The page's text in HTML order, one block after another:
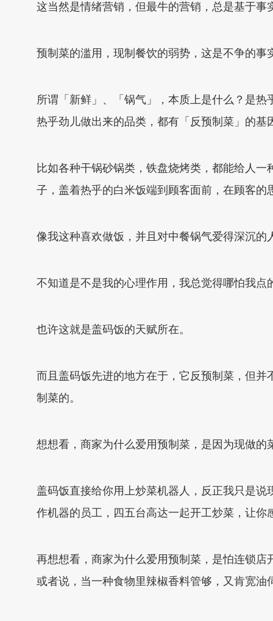
这当然是情绪营销，但最牛的营销，总是基于事
预制菜的滥用，现制餐饮的弱势，这是不争的
所谓「新鲜」、「锅气」，本质上是什么？是
热乎劲儿做出来的品类，都有「反预制菜」的基
比如各种干锅砂锅类，铁盘烧烤类，都能给人
子，盖着热乎的白米饭端到顾客面前，在顾客
像我这种喜欢做饭，并且对中餐锅气爱得深沉
不知道是不是我的心理作用，我总觉得哪怕我
也许这就是盖码饭的天赋所在。
而且盖码饭先进的地方在于，它反预制菜，但
制菜的。
想想看，商家为什么爱用预制菜，是因为现做
盖码饭直接给你用上炒菜机器人，反正我只是
作机器的员工，四五台高达一起开工炒菜，让你
再想想看，商家为什么爱用预制菜，是怕连锁
或者说，当一种食物里辣椒香料管够，又肯宽